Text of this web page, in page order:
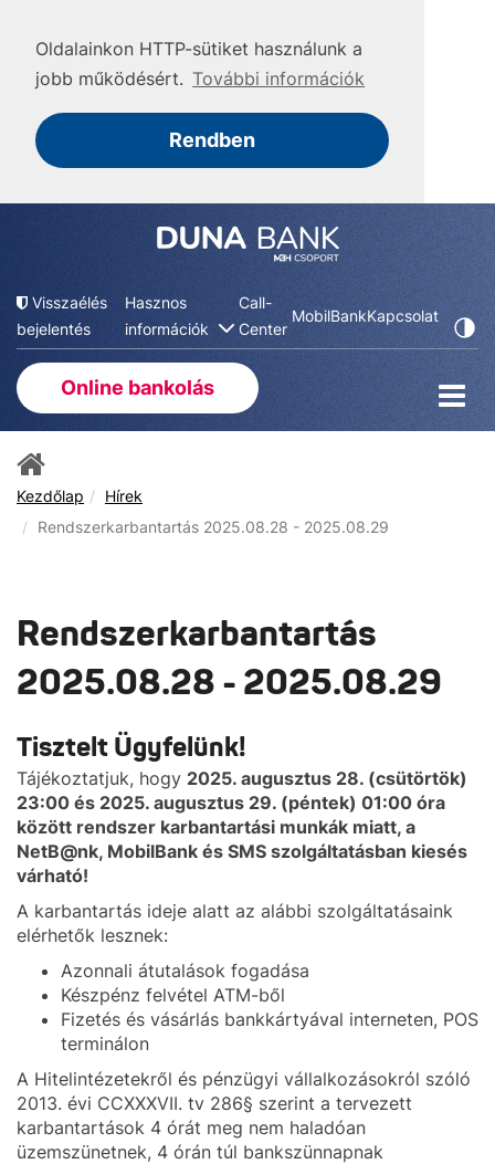
Oldalainkon HTTP-sütiket használunk a
jobb működésért. További információk
Rendben
Visszaélés
bejelentés
Hasznos
információk
Call-
Center
MobilBankKapcsolat
Online bankolás
Kezdőlap
Hírek
Rendszerkarbantartás 2025.08.28 - 2025.08.29
Rendszerkarbantartás
2025.08.28 - 2025.08.29
Tisztelt Ügyfelünk!
Tájékoztatjuk, hogy 2025. augusztus 28. (csütörtök)
23:00 és 2025. augusztus 29. (péntek) 01:00 óra
között rendszer karbantartási munkák miatt, a
NetB@nk, MobilBank és SMS szolgáltatásban kiesés
várható!
A karbantartás ideje alatt az alábbi szolgáltatásaink
elérhetők lesznek:
Azonnali átutalások fogadása
Készpénz felvétel ATM-ből
Fizetés és vásárlás bankkártyával interneten, POS
terminálon
A Hitelintézetekről és pénzügyi vállalkozásokról szóló
2013. évi CCXXXVII. tv 286§ szerint a tervezett
karbantartások 4 órát meg nem haladóan
üzemszünetnek, 4 órán túl bankszünnapnak